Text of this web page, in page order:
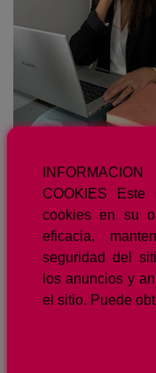
COOKIES
cookies en su
eficacia,
seguridad del
los anuncios y
el sitio. Puede